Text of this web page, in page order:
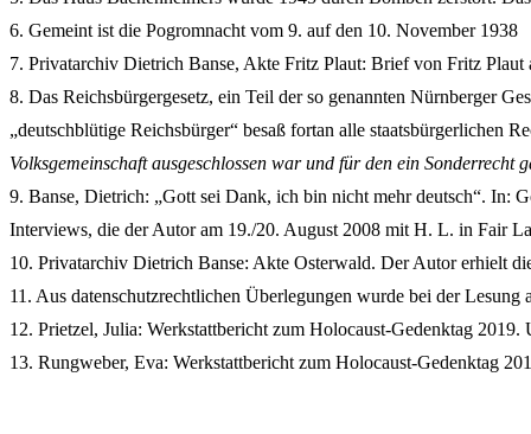
6. Gemeint ist die Pogromnacht vom 9. auf den 10. November 1938
7. Privatarchiv Dietrich Banse, Akte Fritz Plaut: Brief von Fritz
8. Das Reichsbürgergesetz, ein Teil der so genannten Nürnberger
„deutschblütige Reichsbürger“ besaß fortan alle staatsbürgerlichen
Volksgemeinschaft ausgeschlossen war und für den ein Sonderrecht
9. Banse, Dietrich: „Gott sei Dank, ich bin nicht mehr deutsch“. In:
Interviews, die der Autor am 19./20. August 2008 mit H. L. in Fair
10. Privatarchiv Dietrich Banse: Akte Osterwald. Der Autor erhielt
11. Aus datenschutzrechtlichen Überlegungen wurde bei der
12. Prietzel, Julia: Werkstattbericht zum Holocaust-Gedenktag 2019.
13. Rungweber, Eva: Werkstattbericht zum Holocaust-Gedenktag